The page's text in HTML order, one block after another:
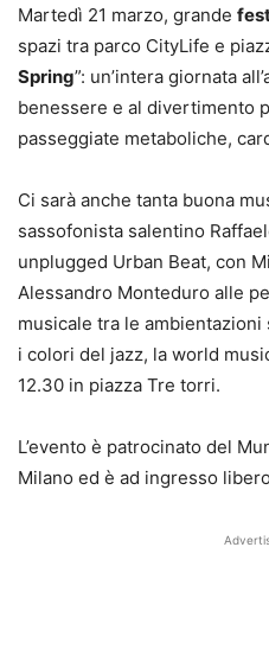
Martedì 21 marzo, grande
spazi tra parco CityLife e
Spring”: un’intera giornata
benessere e al divertimento
passeggiate metaboliche,
Ci sarà anche tanta buona
sassofonista salentino
unplugged Urban Beat, con
Alessandro Monteduro alle
musicale tra le
i colori del jazz, la world
12.30 in piazza Tre torri.
L’evento è patrocinato del
Milano ed è ad ingresso